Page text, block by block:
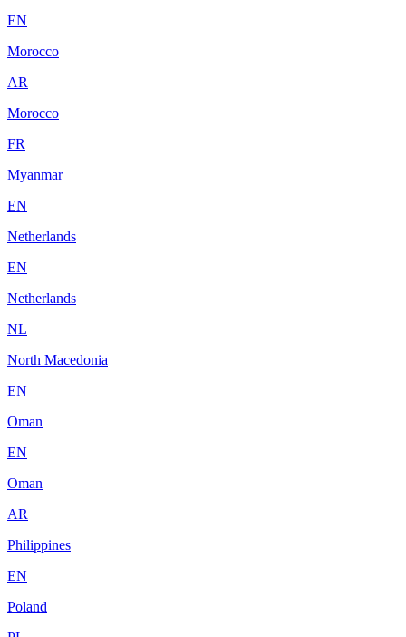
EN
Morocco
AR
Morocco
FR
Myanmar
EN
Netherlands
EN
Netherlands
NL
North Macedonia
EN
Oman
EN
Oman
AR
Philippines
EN
Poland